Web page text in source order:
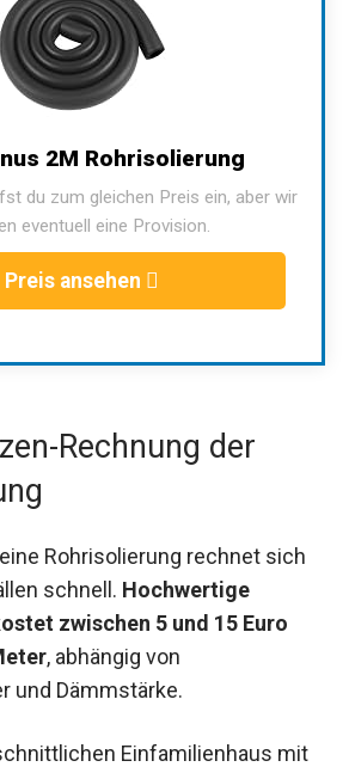
2M Rohrisolierung
du zum gleichen Preis ein, aber wir
eventuell eine Provision.
Preis ansehen
Rechnung der
Rohrisolierung rechnet sich
schnell. Hochwertige
zwischen 5 und 15 Euro
, abhängig von
und Dämmstärke.
Einfamilienhaus mit